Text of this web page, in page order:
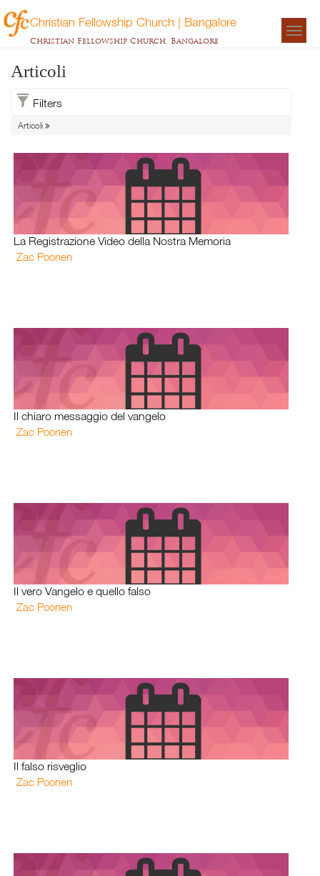
Christian Fellowship Church | Bangalore
Christian Fellowship Church, Bangalore
Articoli
Filters
Articoli
La Registrazione Video della Nostra Memoria
Zac Poonen
Il chiaro messaggio del vangelo
Zac Poonen
Il vero Vangelo e quello falso
Zac Poonen
Il falso risveglio
Zac Poonen